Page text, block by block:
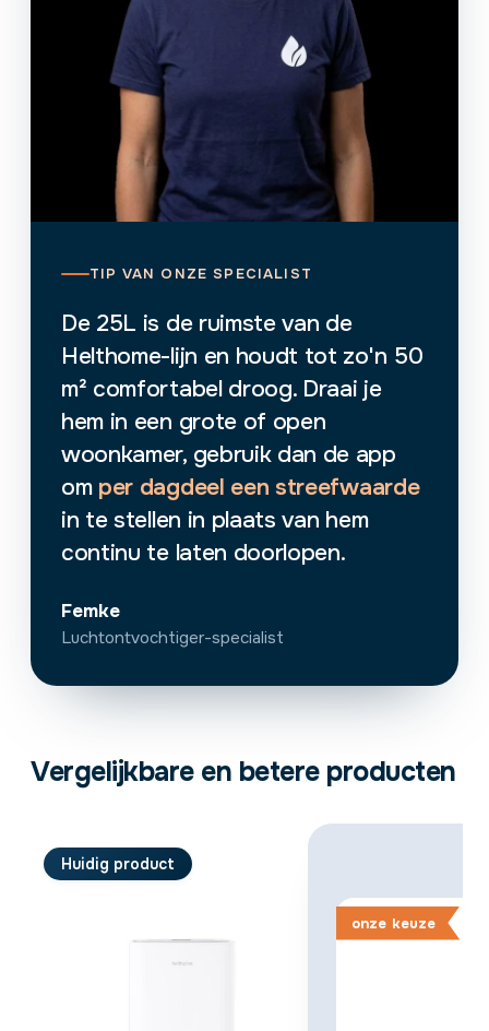
TIP VAN ONZE SPECIALIST
De 25L is de ruimste van de
Helthome-lijn en houdt tot zo'n 50
m² comfortabel droog. Draai je
hem in een grote of open
woonkamer, gebruik dan de app
om per dagdeel een streefwaarde
in te stellen in plaats van hem
continu te laten doorlopen.
Femke
Luchtontvochtiger-specialist
Vergelijkbare en betere producten
Huidig product
onze keuze